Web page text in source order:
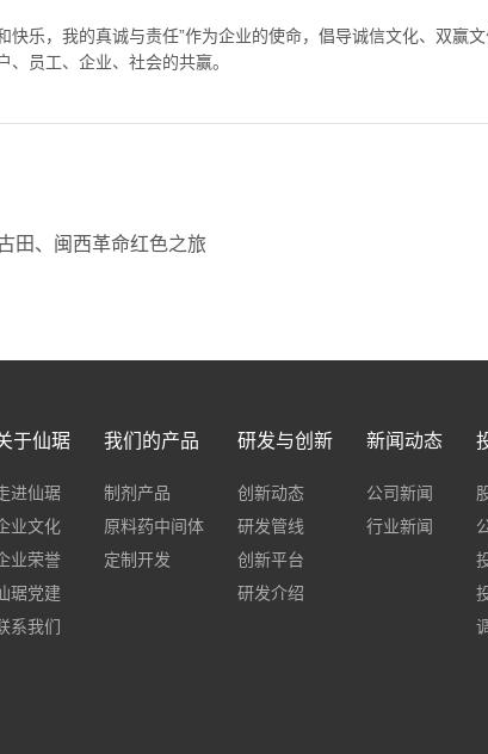
，我的真诚与责任”作为企业的使命，倡导诚信文化、双赢
员工、企业、社会的共赢。
田、闽西革命红色之旅
于仙琚
进仙琚
业文化
业荣誉
琚党建
系我们
我们的产品
制剂产品
原料药中间体
定制开发
研发与创新
创新动态
研发管线
创新平台
研发介绍
新闻动态
公司新闻
行业新闻